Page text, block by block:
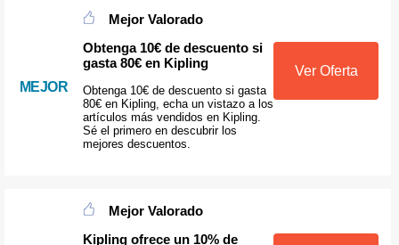
MEJOR
Mejor Valorado
Obtenga 10€ de descuento si
gasta 80€ en Kipling
Obtenga 10€ de descuento si gasta
80€ en Kipling, echa un vistazo a los
artículos más vendidos en Kipling.
Sé el primero en descubrir los
mejores descuentos.
Ver Oferta
Mejor Valorado
Kipling ofrece un 10% de